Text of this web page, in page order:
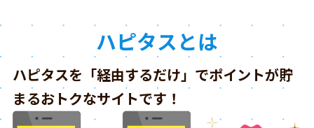
ハピタスとは
ハピタスを「経由するだけ」でポイントが貯
まるおトクなサイトです！